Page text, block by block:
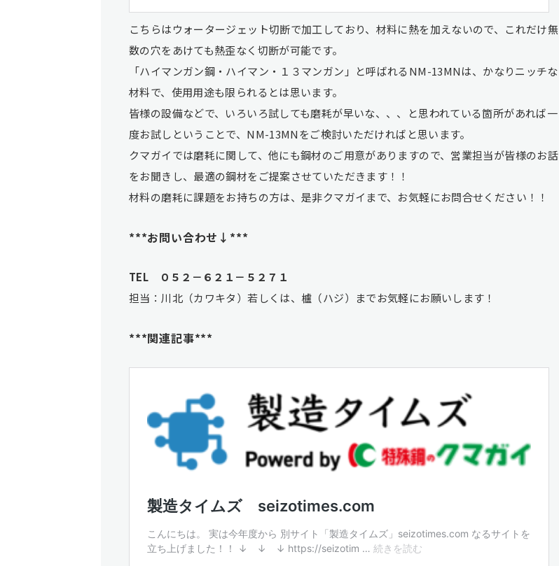
こちらはウォータージェット切断で加工しており、材料に熱を加えないので、これだけ無
数の穴をあけても熱歪なく切断が可能です。
「ハイマンガン鋼・ハイマン・１３マンガン」と呼ばれるNM-13MNは、かなりニッチな
材料で、使用用途も限られるとは思います。
皆様の設備などで、いろいろ試しても磨耗が早いな、、、と思われている箇所があれば一
度お試しということで、NM-13MNをご検討いただければと思います。
クマガイでは磨耗に関して、他にも鋼材のご用意がありますので、営業担当が皆様のお話
をお聞きし、最適の鋼材をご提案させていただきます！！
材料の磨耗に課題をお持ちの方は、是非クマガイまで、お気軽にお問合せください！！
***お問い合わせ↓***
TEL ０５２－６２１－５２７１
担当：川北（カワキタ）若しくは、櫨（ハジ）までお気軽にお願いします！
***関連記事***